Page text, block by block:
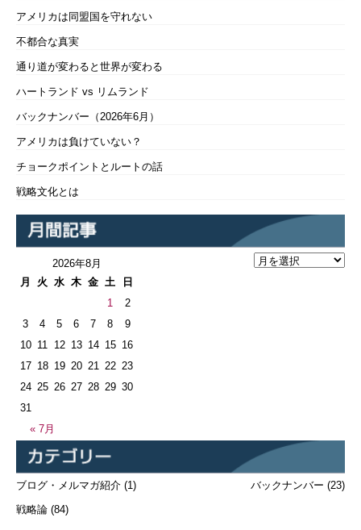
アメリカは同盟国を守れない
不都合な真実
通り道が変わると世界が変わる
ハートランド vs リムランド
バックナンバー（2026年6月）
アメリカは負けていない？
チョークポイントとルートの話
戦略文化とは
2026年8月
月
火 水 木 金 土 日
« 7月
1
2
3
4 5 6 7 8
9
10 11 12 13 14 15 16
17 18 19 20 21 22 23
24 25 26 27 28 29 30
31
ブログ・メルマガ紹介 (1)
戦略論 (84)
バックナンバー (23)